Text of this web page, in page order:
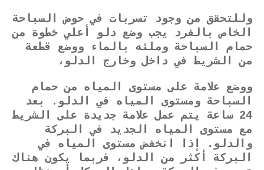
وللتحقق من وجود تسربات في حوض السباحة
الخاص بالفرد يجب وضع دلو أعلي خطوة من
حمام السباحة وملئه بالماء ووضع قطعة
من الشريط في داخل وخارج الدلو،
ووضع علامة على مستوى المياه من حمام
السباحة ومستوى المياه في الدلو. بعد
24 ساعة يتم عمل علامة جديدة على الشريط
مع مستوى المياه الجديد في البركة
والدلو. إذا انخفض مستوى المياه في
البركة أكثر من الدلو، فربما يكون هناك